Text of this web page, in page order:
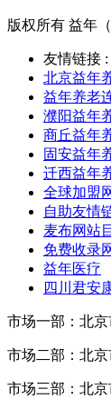
版权所有 益年
友情链接 :
北京益年
益年养老
濮阳益年
商丘益年
固安益年
迁西益年
全球加盟
自助友情
麦布网站
免费收录
益年医疗
四川君安
市场一部：北
市场二部：北京
市场三部：北京